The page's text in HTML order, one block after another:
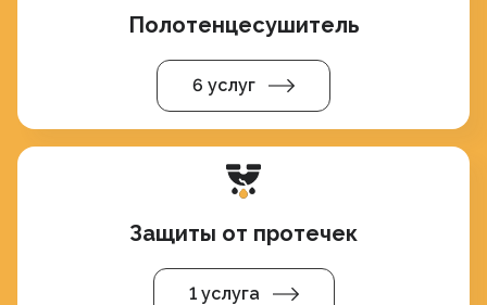
Полотенцесушитель
6 услуг
Защиты от протечек
1 услуга